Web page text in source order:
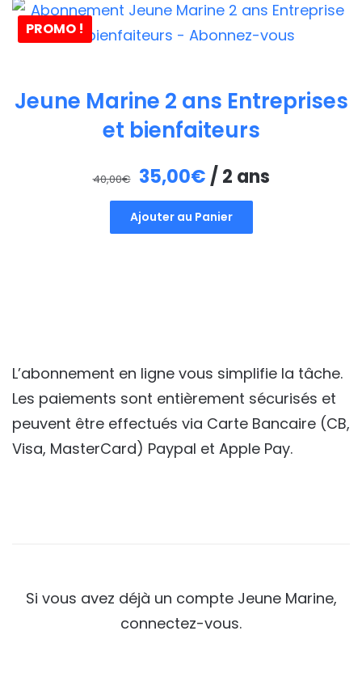
PROMO !
Jeune Marine 2 ans Entreprises
et bienfaiteurs
40,00€
Le
prix
initial
35,00€Le
prix
actuel
/ 2 ans
Ajouter au Panier
L’abonnement en ligne vous simplifie la tâche.
Les paiements sont entièrement sécurisés et
peuvent être effectués via Carte Bancaire (CB,
Visa, MasterCard) Paypal et Apple Pay.
Si vous avez déjà un compte Jeune Marine,
connectez-vous.